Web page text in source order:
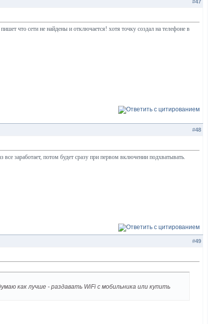
#47
что сети не найдены и отключается! хотя точку создал на телефоне в
#48
заработает, потом будет сразу при первом включении подхватывать.
#49
как лучше - раздавать WiFi с мобильника или купить